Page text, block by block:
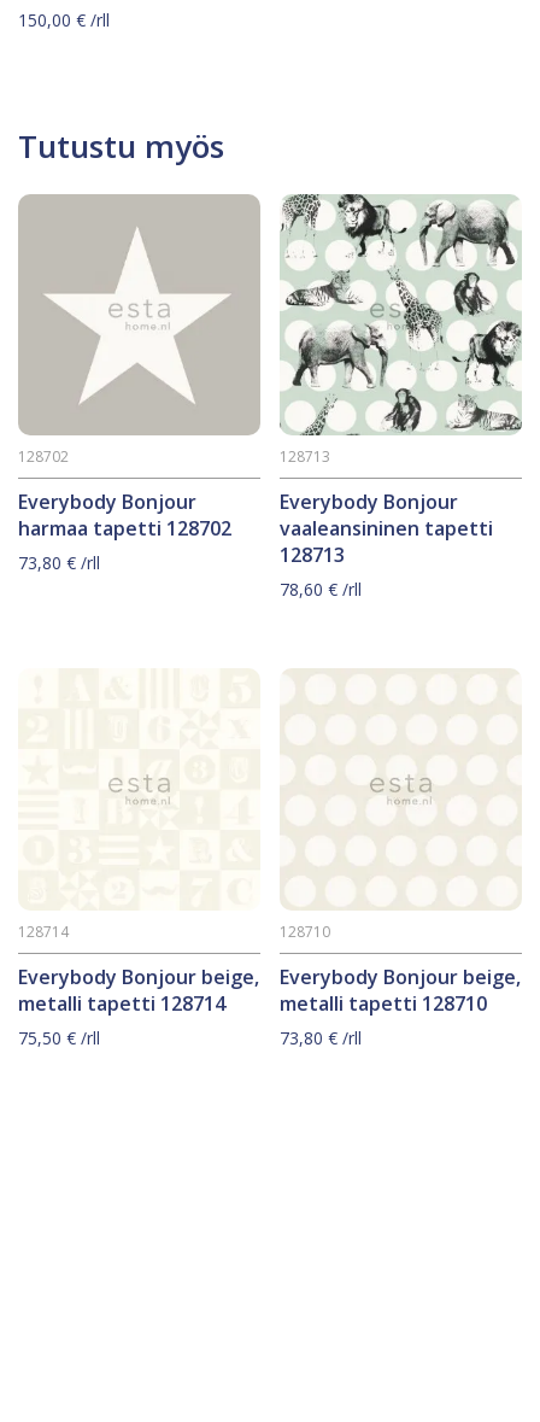
150,00 € /rll
Tutustu myös
Everybody Bonjour
harmaa tapetti 128702
128702
73,80 € /rll
Everybody Bonjour
vaaleansininen tapetti
128713
128713
78,60€ /rll
Everybody Bonjour beige,
metalli tapetti 128714
128714
75,50 € /rll
Everybody Bonjour beige,
metalli tapetti 128710
128710
73,80€ /rll